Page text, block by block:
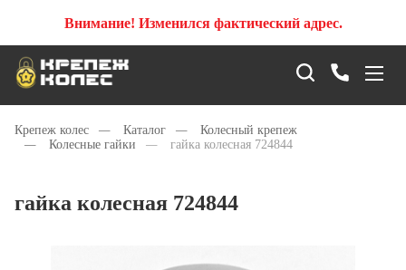
Внимание! Изменился фактический адрес.
Крепеж колес — Каталог —
Колесный крепеж
—
Колесные гайки — гайка колесная 724844
гайка колесная 724844